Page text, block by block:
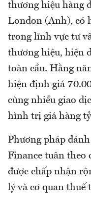
thương hiệu hàng
London (Anh), có
trong lĩnh vực tư
thương hiệu, hiện
toàn cầu. Hằng
hiện định giá
cùng nhiều giao
hình trị giá hàng
Phương pháp
Finance tuân theo
được chấp nhận
lý và cơ quan thuế